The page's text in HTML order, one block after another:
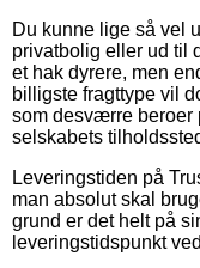
Du kunne lige så vel
privatbolig eller ud til
et hak dyrere, men
billigste fragttype vil
som desværre beroer
selskabets
Leveringstiden på
man absolut skal
grund er det helt på
leveringstidspunkt